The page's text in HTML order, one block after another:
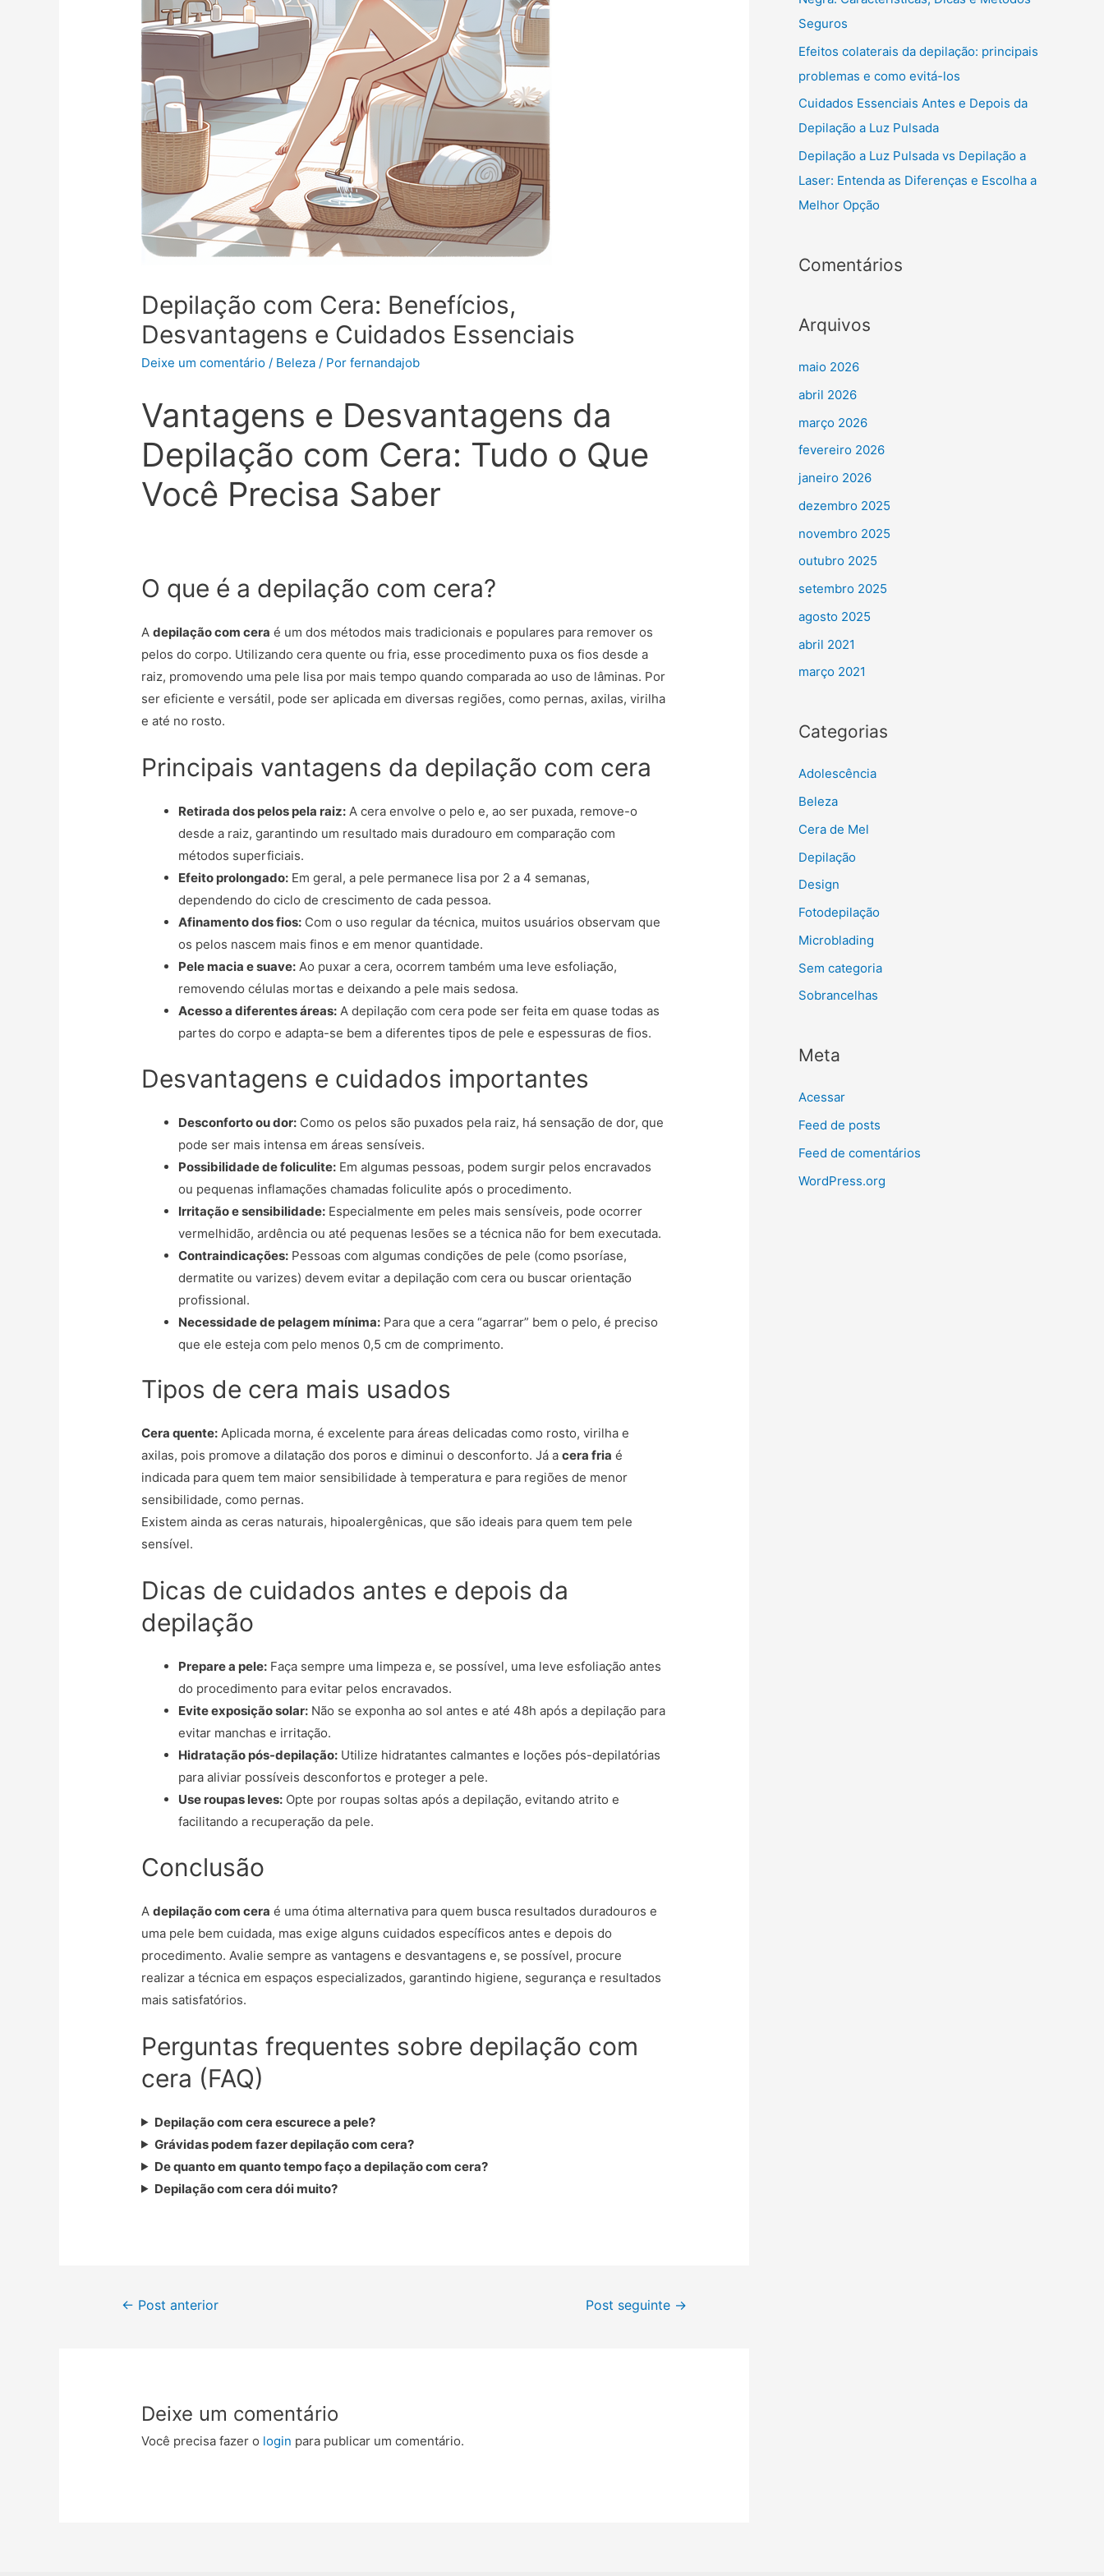
Depilação com Cera: Benefícios,
Desvantagens e Cuidados Essenciais
Deixe um comentário / Beleza / Porfernandajob
Vantagens e Desvantagens da
Depilação com Cera: Tudo o Que
Você Precisa Saber
O que é a depilação com cera?
Adepilação com cera é um dos métodos mais tradicionais e populares para remover os
pelos do corpo. Utilizando cera quente ou fria, esse procedimento puxa os fios desde a
raiz, promovendo uma pele lisa por mais tempo quando comparada ao uso de lâminas. Por
ser eficiente e versátil, pode ser aplicada em diversas regiões, como pernas, axilas, virilha
e até no rosto.
Principais vantagens da depilação com cera
Retirada dos pelos pela raiz: A cera envolve o pelo e, ao ser puxada, remove-o
desde a raiz, garantindo um resultado mais duradouro em comparação com
métodos superficiais.
Efeito prolongado: Em geral, a pele permanece lisa por 2 a 4 semanas,
dependendo do ciclo de crescimento de cada pessoa.
Afinamento dos fios: Com o uso regular da técnica, muitos usuários observam que
os pelos nascem mais finos e em menor quantidade.
Pele macia e suave: Ao puxar a cera, ocorrem também uma leve esfoliação,
removendo células mortas e deixando a pele mais sedosa.
Acesso a diferentes áreas: A depilação com cera pode ser feita em quase todas as
partes do corpo e adapta-se bem a diferentes tipos de pele e espessuras de fios.
Desvantagens e cuidados importantes
Desconforto ou dor: Como os pelos são puxados pela raiz, há sensação de dor, que
pode ser mais intensa em áreas sensíveis.
Possibilidade de foliculite: Em algumas pessoas, podem surgir pelos encravados
ou pequenas inflamações chamadas foliculite após o procedimento.
Irritação e sensibilidade: Especialmente em peles mais sensíveis, pode ocorrer
vermelhidão, ardência ou até pequenas lesões se a técnica não for bem executada.
Contraindicações: Pessoas com algumas condições de pele (como psoríase,
dermatite ou varizes) devem evitar a depilação com cera ou buscar orientação
profissional.
Necessidade de pelagem mínima: Para que a cera “agarrar” bem o pelo, é preciso
que ele esteja com pelo menos 0,5 cm de comprimento.
Tipos de cera mais usados
Cera quente: Aplicada morna, é excelente para áreas delicadas como rosto, virilha e
axilas, pois promove a dilatação dos poros e diminui o desconforto. Já acera fria é
indicada para quem tem maior sensibilidade à temperatura e para regiões de menor
sensibilidade, como pernas.
Existem ainda as ceras naturais, hipoalergênicas, que são ideais para quem tem pele
sensível.
Dicas de cuidados antes e depois da
depilação
Prepare a pele: Faça sempre uma limpeza e, se possível, uma leve esfoliação antes
do procedimento para evitar pelos encravados.
Evite exposição solar: Não se exponha ao sol antes e até 48h após a depilação para
evitar manchas e irritação.
Hidratação pós-depilação: Utilize hidratantes calmantes e loções pós-depilatórias
para aliviar possíveis desconfortos e proteger a pele.
Use roupas leves: Opte por roupas soltas após a depilação, evitando atrito e
facilitando a recuperação da pele.
Conclusão
Adepilação com cera é uma ótima alternativa para quem busca resultados duradouros e
uma pele bem cuidada, mas exige alguns cuidados específicos antes e depois do
procedimento. Avalie sempre as vantagens e desvantagens e, se possível, procure
realizar a técnica em espaços especializados, garantindo higiene, segurança e resultados
mais satisfatórios.
Perguntas frequentes sobre depilação com
cera (FAQ)
Depilação com cera escurece a pele?
Grávidas podem fazer depilação com cera?
De quanto em quanto tempo faço a depilação com cera?
Depilação com cera dói muito?
Navegação
← Post anterior Post seguinte →
Deixe um comentário
Você precisa fazer o login para publicar um comentário.
:Seguros
Efeitos colaterais da depilação: principais
problemas e como evitá-los
Cuidados Essenciais Antes e Depois da
Depilação a Luz Pulsada
Depilação a Luz Pulsada vs Depilação a
Laser: Entenda as Diferenças e Escolha a
Melhor Opção
Comentários
Arquivos
maio 2026
abril 2026
março 2026
fevereiro 2026
janeiro 2026
dezembro 2025
novembro 2025
outubro 2025
setembro 2025
agosto 2025
abril 2021
março 2021
Categorias
Adolescência
Beleza
Cera de Mel
Depilação
Design
Fotodepilação
Microblading
Sem categoria
Sobrancelhas
Meta
Acessar
Feed de posts
Feed de comentários
WordPress.org